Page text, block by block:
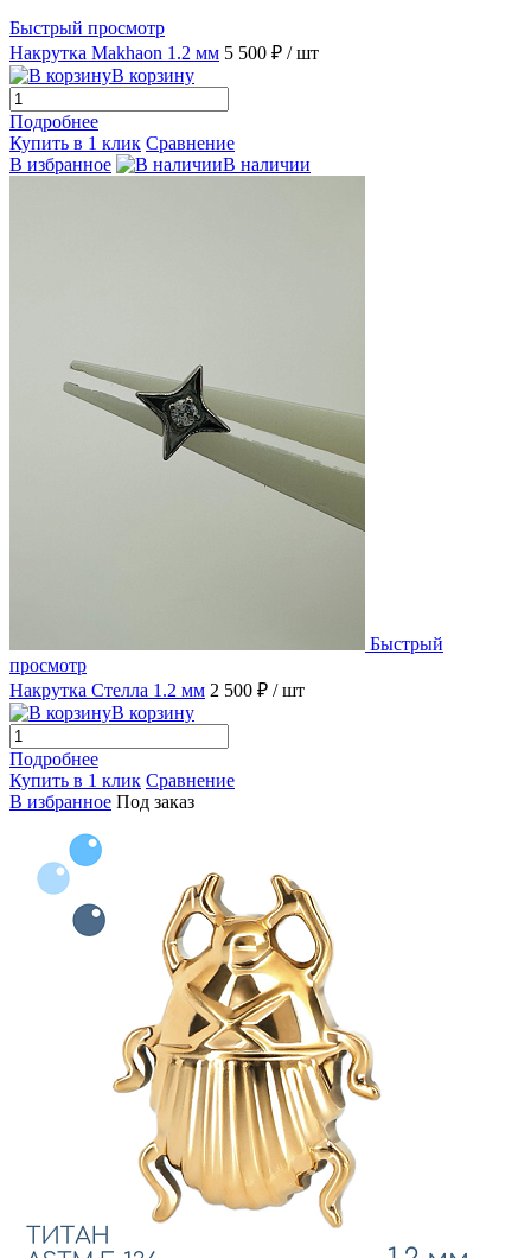
Быстрый просмотр
Накрутка Makhaon 1.2 мм 5 500 ₽ / шт
В корзину
Подробнее
Купить в 1 клик Сравнение
В избранное
В наличии
Быстрый
просмотр
Накрутка Стелла 1.2 мм 2 500 ₽ / шт
В корзину
Подробнее
Купить в 1 клик Сравнение
В избранное Под заказ